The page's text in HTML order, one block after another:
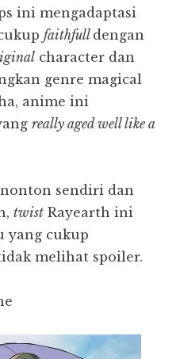
ini mengadaptasi
faithfull dengan
character dan
genre magical
anime ini
really aged well like a
sendiri dan
twist Rayearth ini
yang cukup
melihat spoiler.